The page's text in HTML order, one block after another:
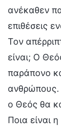
ανέκαθεν
επιθέσεις
Τον
είναι; Ο
παράπονο
ανθρώπους.
ο Θεός θα
Ποια είναι